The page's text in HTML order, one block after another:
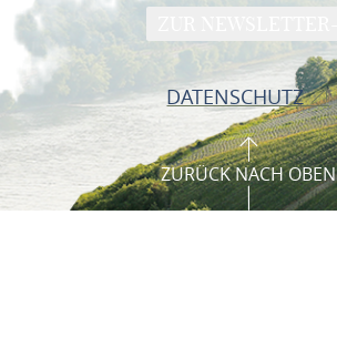
DATENSCHUTZ
ZURÜCK NACH OBEN